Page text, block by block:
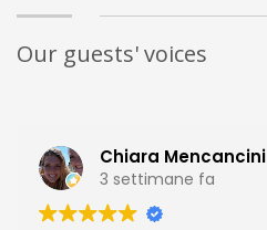
Our guests' voices
Chiara Mencancini
3 settimane fa